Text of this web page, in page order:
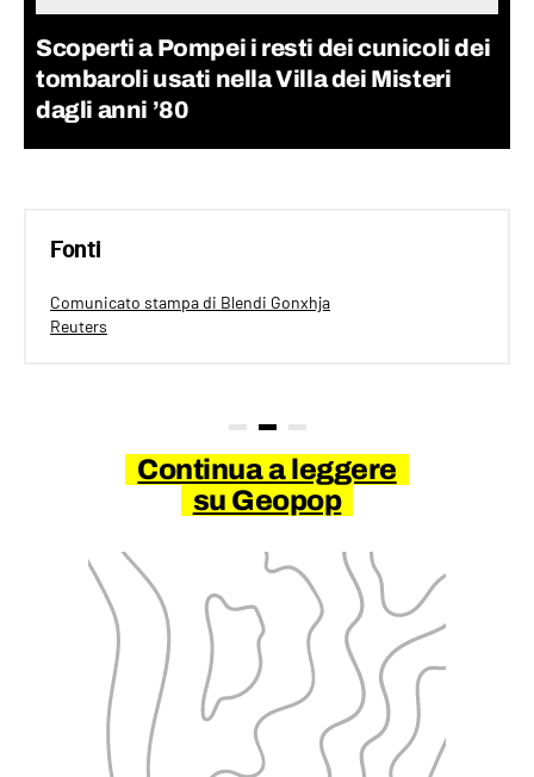
Scoperti a Pompei i resti dei cunicoli dei
tombaroli usati nella Villa dei Misteri
dagli anni ’80
Fonti
Comunicato stampa di Blendi Gonxhja
Reuters
Continua a leggere
su Geopop